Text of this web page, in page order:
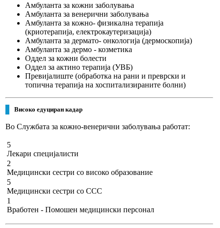
Амбуланта за кожни заболувања
Амбуланта за венерични заболувања
Амбуланта за кожно- физикална терапија
(криотерапија, електрокаутеризација)
Амбуланта за дермато- онкологија (дермоскопија)
Амбуланта за дермо - козметика
Оддел за кожни болести
Оддел за актино терапија (УВБ)
Превијалиште (обработка на рани и преврски и
топична терапија на хоспитализираните болни)
Високо едуциран кадар
Во Службата за кожно-венерични заболувања работат:
5
Лекари специјалисти
2
Медицински сестри со високо образование
5
Медицински сестри со ССС
1
Вработен - Помошен медицински персонал